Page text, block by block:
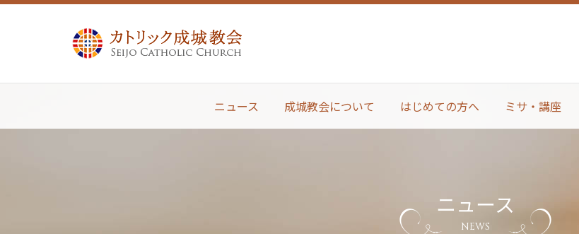
ニュース 成城教会について はじめての方へ ミサ・講座
ニュース
NEWS